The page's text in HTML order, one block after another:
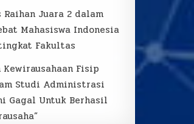
Juara 2 dalam
Mahasiswa Indonesia
Fakultas
Kewirausahaan Fisip
Studi Administrasi
Gagal Untuk Berhasil